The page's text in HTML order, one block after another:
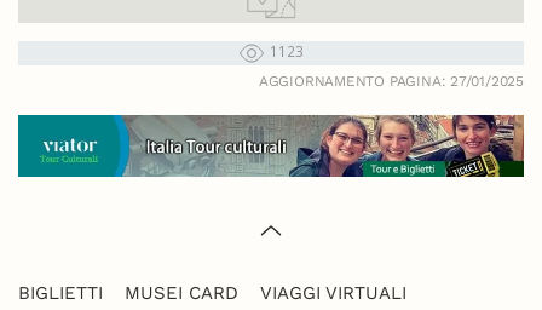
1123
AGGIORNAMENTO PAGINA: 27/01/2025
BIGLIETTI MUSEI CARD VIAGGI VIRTUALI